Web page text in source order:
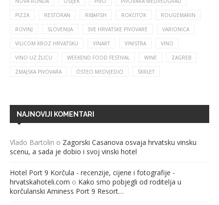
PIZZA RESTORAN RIBAFISH ROKOTOK ROUGEMARIN
ROVINJ SLOVENIJA SVE HRVATSKE PIVOVARE VARIONICA
VILICOM KROZ HRVATSKU VINART VINISTRA VINO
VINO UZ ŽLICU WEEKEND FOOD FESTIVAL WINE ZAGREB
ZMAJSKA PIVOVARA ČISTEĆI MEDVJEDIĆI ŠKRLET
NAJNOVIJI KOMENTARI
Vlado Bartolin o Zagorski Casanova osvaja hrvatsku vinsku
scenu, a sada je dobio i svoj vinski hotel
Hotel Port 9 Korčula - recenzije, cijene i fotografije -
hrvatskahoteli.com o Kako smo pobjegli od roditelja u
korčulanski Aminess Port 9 Resort…